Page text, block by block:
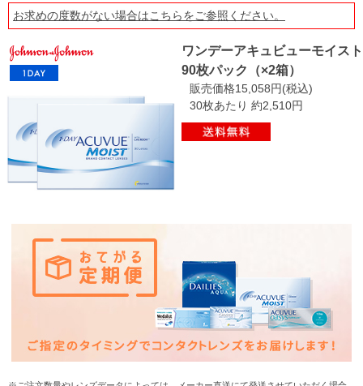
お求めの度数がない場合はこちらをご参照ください。
ワンデーアキュビューモイスト
90枚パック（×2箱）
販売価格15,058円(税込)
30枚あたり 約2,510円